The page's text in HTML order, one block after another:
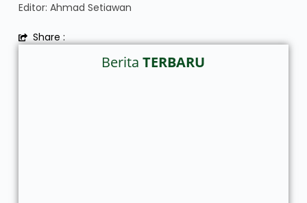
Editor: Ahmad Setiawan
Share :
BeritaTERBARU